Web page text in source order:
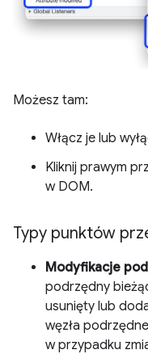
Możesz tam:
Włącz je lub
Kliknij prawym
w DOM.
Typy punktów
Modyfikacje
podrzędny
usunięty lub
węzła
w przypadku